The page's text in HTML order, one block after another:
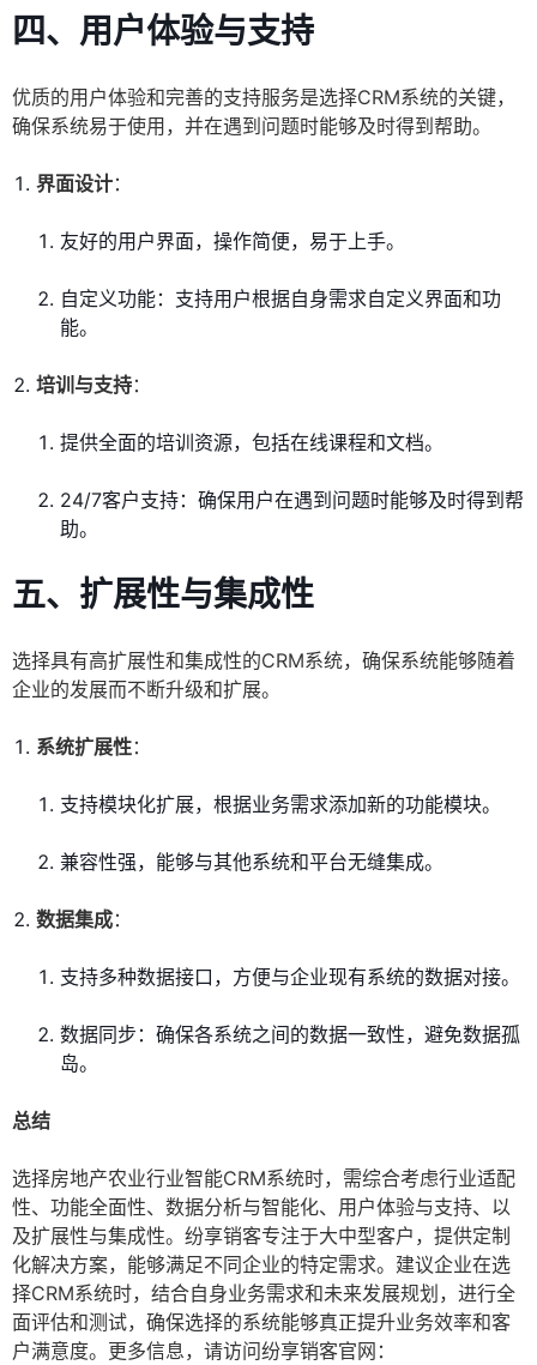
四、用户体验与支持
优质的用户体验和完善的支持服务是选择CRM系统的关键，
确保系统易于使用，并在遇到问题时能够及时得到帮助。
界面设计：
友好的用户界面，操作简便，易于上手。
自定义功能：支持用户根据自身需求自定义界面和功
能。
培训与支持：
提供全面的培训资源，包括在线课程和文档。
24/7客户支持：确保用户在遇到问题时能够及时得到帮
助。
五、扩展性与集成性
选择具有高扩展性和集成性的CRM系统，确保系统能够随着
企业的发展而不断升级和扩展。
系统扩展性：
支持模块化扩展，根据业务需求添加新的功能模块。
兼容性强，能够与其他系统和平台无缝集成。
数据集成：
支持多种数据接口，方便与企业现有系统的数据对接。
数据同步：确保各系统之间的数据一致性，避免数据孤
岛。
总结
选择房地产农业行业智能CRM系统时，需综合考虑行业适配
性、功能全面性、数据分析与智能化、用户体验与支持、以
及扩展性与集成性。纷享销客专注于大中型客户，提供定制
化解决方案，能够满足不同企业的特定需求。建议企业在选
择CRM系统时，结合自身业务需求和未来发展规划，进行全
面评估和测试，确保选择的系统能够真正提升业务效率和客
户满意度。更多信息，请访问纷享销客官网：